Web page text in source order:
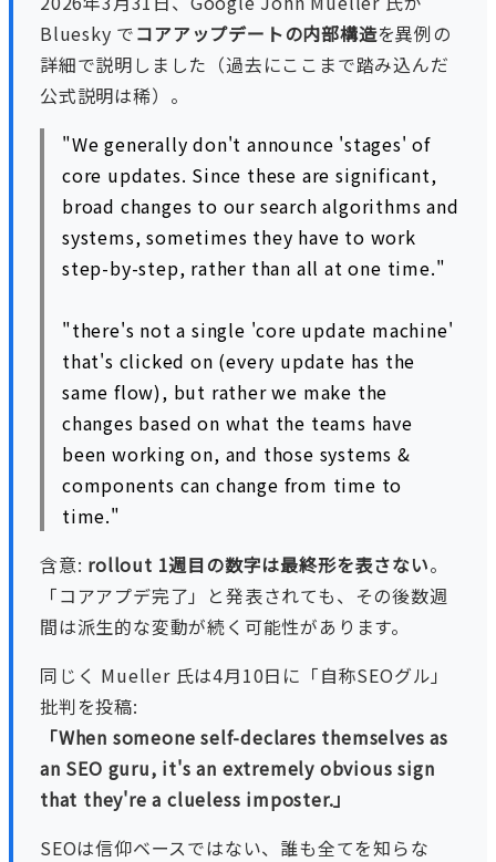
Bluesky でコアアップデートの内部構造を異例の
詳細で説明しました（過去にここまで踏み込んだ
公式説明は稀）。
"We generally don't announce 'stages' of
core updates. Since these are significant,
broad changes to our search algorithms and
systems, sometimes they have to work
step-by-step, rather than all at one time."
"there's not a single 'core update machine'
that's clicked on (every update has the
same flow), but rather we make the
changes based on what the teams have
been working on, and those systems &
components can change from time to
time."
含意: rollout 1週目の数字は最終形を表さない。
「コアアプデ完了」と発表されても、その後数週
間は派生的な変動が続く可能性があります。
同じく Mueller 氏は4月10日に「自称SEOグル」
批判を投稿:
「When someone self-declares themselves as
an SEO guru, it's an extremely obvious sign
that they're a clueless imposter.」
SEOは信仰ベースではない、誰も全てを知らな